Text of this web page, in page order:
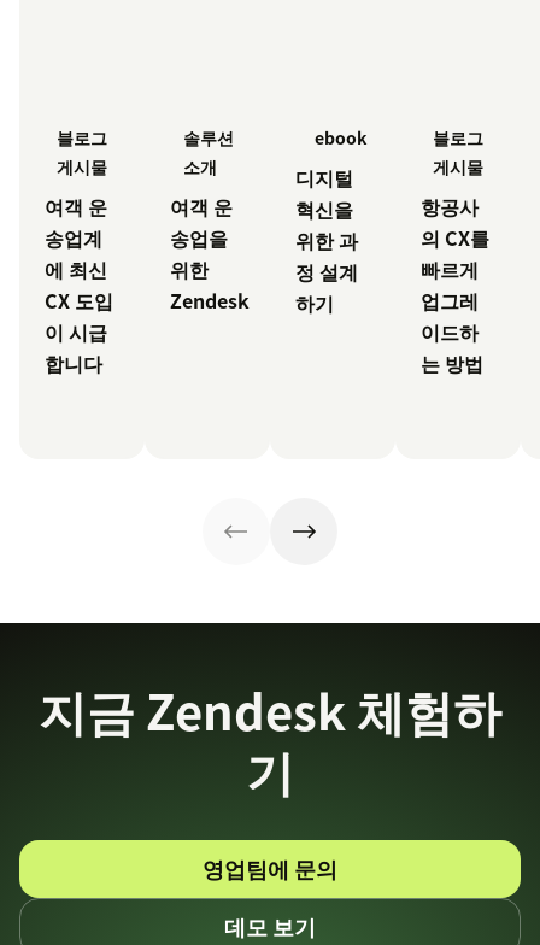
블로그
게시물
여객 운
송업계
에 최신
CX 도입
이 시급
합니다
솔루션
소개
여객 운
송업을
위한
Zendesk
ebook
디지털
혁신을
위한 과
정 설계
하기
블로그
게시물
항공사
의 CX를
빠르게
업그레
이드하
는 방법
지금 Zendesk 체험하
기
영업팀에 문의
데모 보기